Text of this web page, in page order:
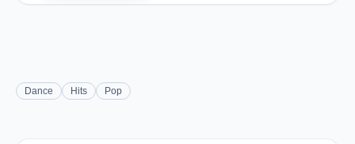
Dance Hits Pop